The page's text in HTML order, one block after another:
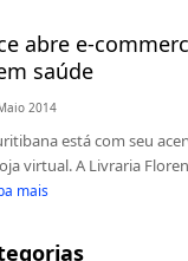
abre e-
saúde
2014
está com seu
virtual. A Livraria
mais